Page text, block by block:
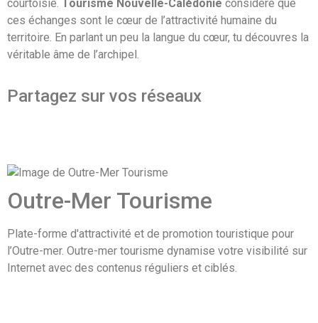
courtoisie. Tourisme Nouvelle-Calédonie considère que
ces échanges sont le cœur de l’attractivité humaine du
territoire. En parlant un peu la langue du cœur, tu découvres la
véritable âme de l’archipel.
Partagez sur vos réseaux
Outre-Mer Tourisme
Plate-forme d'attractivité et de promotion touristique pour
l’Outre-mer. Outre-mer tourisme dynamise votre visibilité sur
Internet avec des contenus réguliers et ciblés.